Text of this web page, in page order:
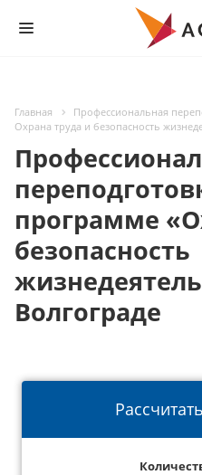
Главная Профессиональная
Охрана труда и безопасность
программе
безопасность
Волгограде